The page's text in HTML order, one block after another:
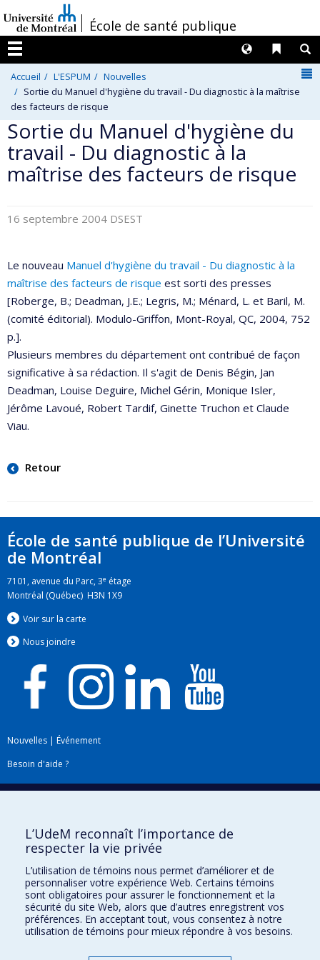
au
contenu
/École de santé publique
Menu
Liens
Langues
Accueil L'ESPUM
Nouvelles
Sortie du Manuel d'hygiène du travail - Du diagnostic à la maîtrise
des facteurs de risque
Sortie du Manuel d'hygiène du
travail - Du diagnostic à la
maîtrise des facteurs de risque
16 septembre 2004 DSEST
Le nouveau Manuel d'hygiène du travail - Du diagnostic à la
maîtrise des facteurs de risque est sorti des presses
[Roberge, B.; Deadman, J.E.; Legris, M.; Ménard, L. et Baril, M.
(comité éditorial). Modulo-Griffon, Mont-Royal, QC, 2004, 752
p.].
Plusieurs membres du département ont contribué de façon
significative à sa rédaction. Il s'agit de Denis Bégin, Jan
Deadman, Louise Deguire, Michel Gérin, Monique Isler,
Jérôme Lavoué, Robert Tardif, Ginette Truchon et Claude
Viau.
Retour
École de santé publique de l’Université
de Montréal
7101, avenue du Parc, 3e étage
Montréal (Québec) H3N 1X9
Voir sur la carte
Nous joindre
Nouvelles | Événement
Besoin d'aide ?
Plan du site|Accessibilité
Téléchargez les logos de l'ESPUM
L’UdeM reconnaît l’importance de
respecter la vie privée
L’utilisation de témoins nous permet d’améliorer et de
personnaliser votre expérience Web. Certains témoins
sont obligatoires pour assurer le fonctionnement et la
sécurité du site Web, alors que d’autres enregistrent vos
préférences. En acceptant tout, vous consentez à notre
utilisation de témoins pour mieux répondre à vos besoins.